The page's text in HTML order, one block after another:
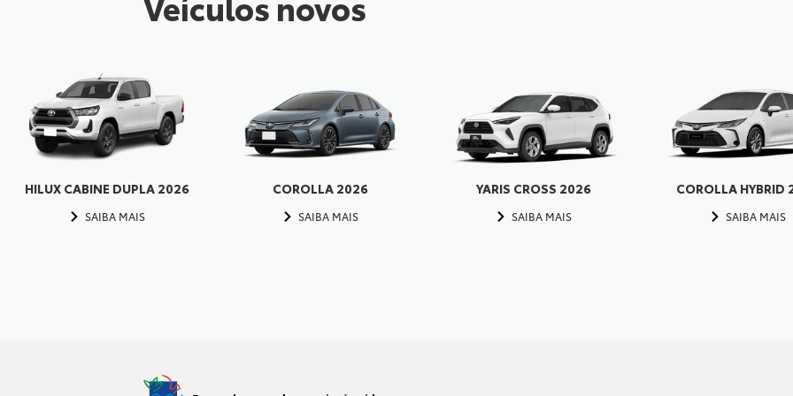
HILUX CABINE DUPLA 2026
SAIBA MAIS
COROLLA 2026
SAIBA MAIS
YARIS CROSS 2026
SAIBA MAIS
COROLLA HYBRID
SAIBA MAIS